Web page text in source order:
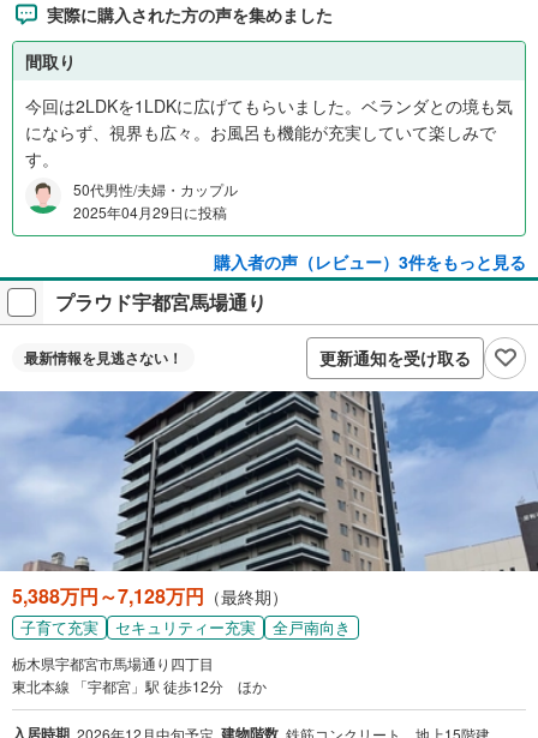
実際に購入された方の声を集めました
間取り
今回は2LDKを1LDKに広げてもらいました。ベランダとの境も気
にならず、視界も広々。お風呂も機能が充実していて楽しみで
す。
50代男性/夫婦・カップル
2025年04月29日に投稿
購入者の声（レビュー）3件をもっと見る
プラウド宇都宮馬場通り
最新情報を見逃さない！ 更新通知を受け取る
5,388万円～7,128万円 （最終期）
子育て充実 セキュリティー充実 全戸南向き
栃木県宇都宮市馬場通り四丁目
東北本線 「宇都宮」駅 徒歩12分 ほか
入居時期 2026年12月中旬予定 建物階数 鉄筋コンクリート、地上15階建